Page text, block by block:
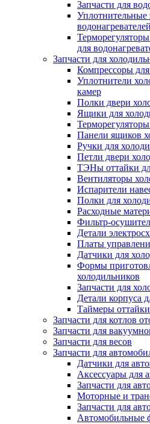
Запчасти для
Уплотнительные
водонагревателей
для
Запчасти для
Компрессоры
Уплотнители
камер
Полки двери
Ящики для
Панели ящиков
Ручки для
Петли двери
ТЭНы оттайки
Вентиляторы
Испарители
Полки для
Расходные
Фильтр-
Детали
Платы
Датчики для
Формы
холодильников
Запчасти для
Детали корпуса
Таймеры
Запчасти для котлов
Запчасти для
Запчасти для весов
Запчасти для
Датчики для
Аксессуары для
Запчасти для
Моторные и
Запчасти для
Автомобильные